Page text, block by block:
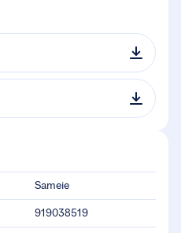
Sameie
919038519